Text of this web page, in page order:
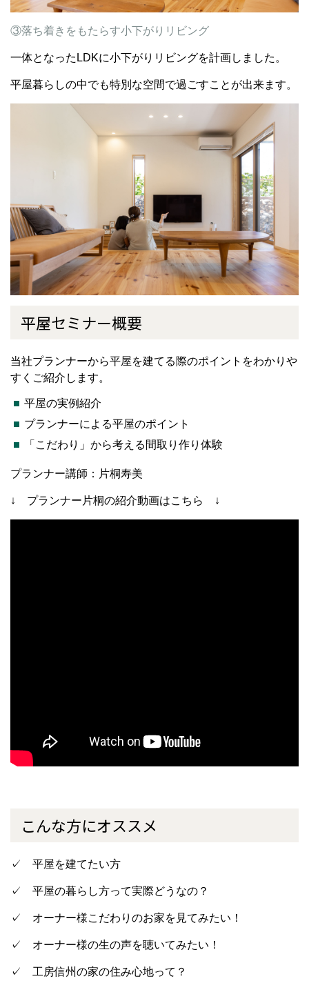
③落ち着きをもたらす小下がりリビング
一体となったLDKに小下がりリビングを計画しました。
平屋暮らしの中でも特別な空間で過ごすことが出来ます。
平屋セミナー概要
当社プランナーから平屋を建てる際のポイントをわかりや
すくご紹介します。
平屋の実例紹介
プランナーによる平屋のポイント
「こだわり」から考える間取り作り体験
プランナー講師：片桐寿美
↓ プランナー片桐の紹介動画はこちら ↓
こんな方にオススメ
✓ 平屋を建てたい方
✓ 平屋の暮らし方って実際どうなの？
✓ オーナー様こだわりのお家を見てみたい！
✓ オーナー様の生の声を聴いてみたい！
✓ 工房信州の家の住み心地って？